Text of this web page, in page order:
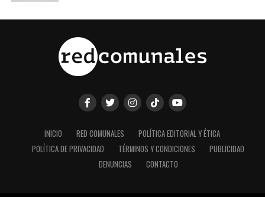
INICIO RED COMUNALES
POLÍTICA EDITORIAL Y ÉTICA
POLÍTICA DE PRIVACIDAD
TÉRMINOS Y CONDICIONES
PUBLICIDAD
DENUNCIAS
CONTACTO